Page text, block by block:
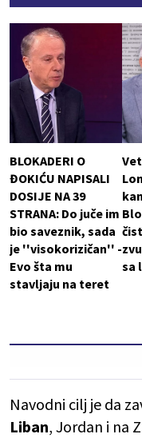
BLOKADERI O
ĐOKIĆU NAPISALI
DOSIJE NA 39
STRANA: Do juče im
bio saveznik, sada
je ''visokorizičan'' -
Evo šta mu
stavljaju na teret
sa
Navodni cilj je da
Liban, Jordan i na